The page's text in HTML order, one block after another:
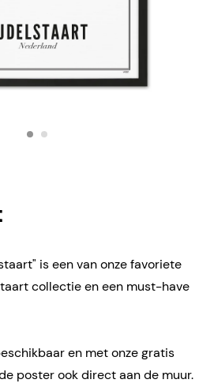
is een van onze favoriete
collectie en een must-have
en met onze gratis
poster ook direct aan de muur.